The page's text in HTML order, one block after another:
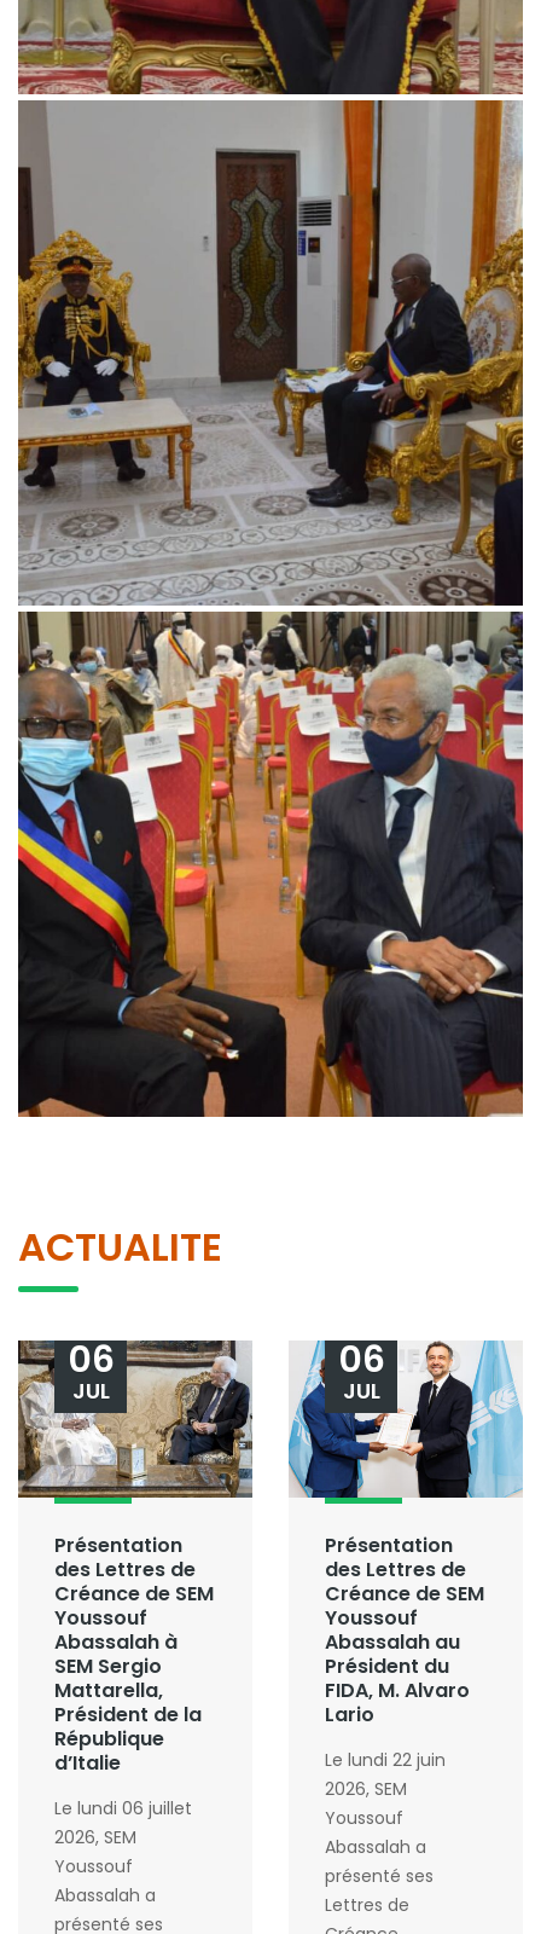
ACTUALITE
Présentation
des Lettres de
Créance de SEM
Youssouf
Abassalah à
SEM Sergio
Mattarella,
Président de la
République
d’Italie
06
JUL
Le lundi 06 juillet
2026, SEM
Youssouf
Abassalah a
présenté ses
Présentation
des Lettres de
Créance de SEM
Youssouf
Abassalah au
Président du
FIDA, M. Alvaro
Lario
06
JUL
Le lundi 22 juin
2026, SEM
Youssouf
Abassalah a
présenté ses
Lettres de